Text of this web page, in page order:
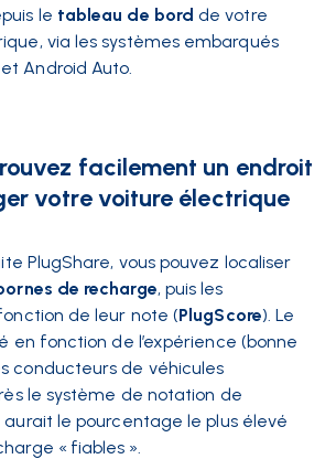
le tableau de bord de votre
via les systèmes embarqués
Android Auto.
facilement un endroit
votre voiture électrique
PlugShare, vous pouvez localiser
de recharge, puis les
de leur note (PlugScore). Le
en fonction de l’expérience (bonne
conducteurs de véhicules
le système de notation de
aurait le pourcentage le plus élevé
« fiables ».